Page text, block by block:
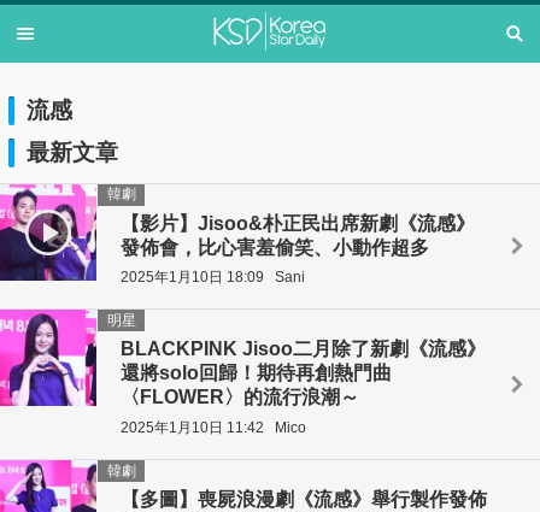
流感
最新文章
【影片】Jisoo&朴正民出席新劇《流感》
發佈會，比心害羞偷笑、小動作超多
韓劇
2025年1月10日 18:09 Sani
BLACKPINK Jisoo二月除了新劇《流感》
還將solo回歸！期待再創熱門曲
〈FLOWER〉的流行浪潮～
明星
2025年1月10日 11:42 Mico
【多圖】喪屍浪漫劇《流感》舉行製作發佈
韓劇